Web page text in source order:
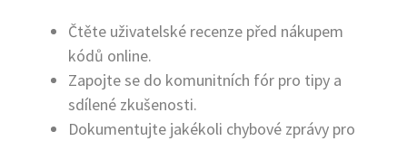
Čtěte uživatelské recenze před nákupem
kódů online.
Zapojte se do komunitních fór pro tipy a
sdílené zkušenosti.
Dokumentujte jakékoli chybové zprávy pro